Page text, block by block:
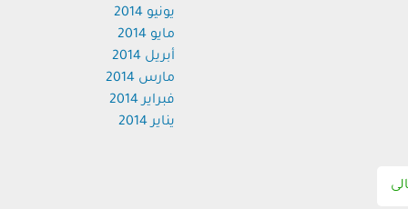
يونيو 2014
مايو 2014
أبريل 2014
مارس 2014
فبراير 2014
يناير 2014